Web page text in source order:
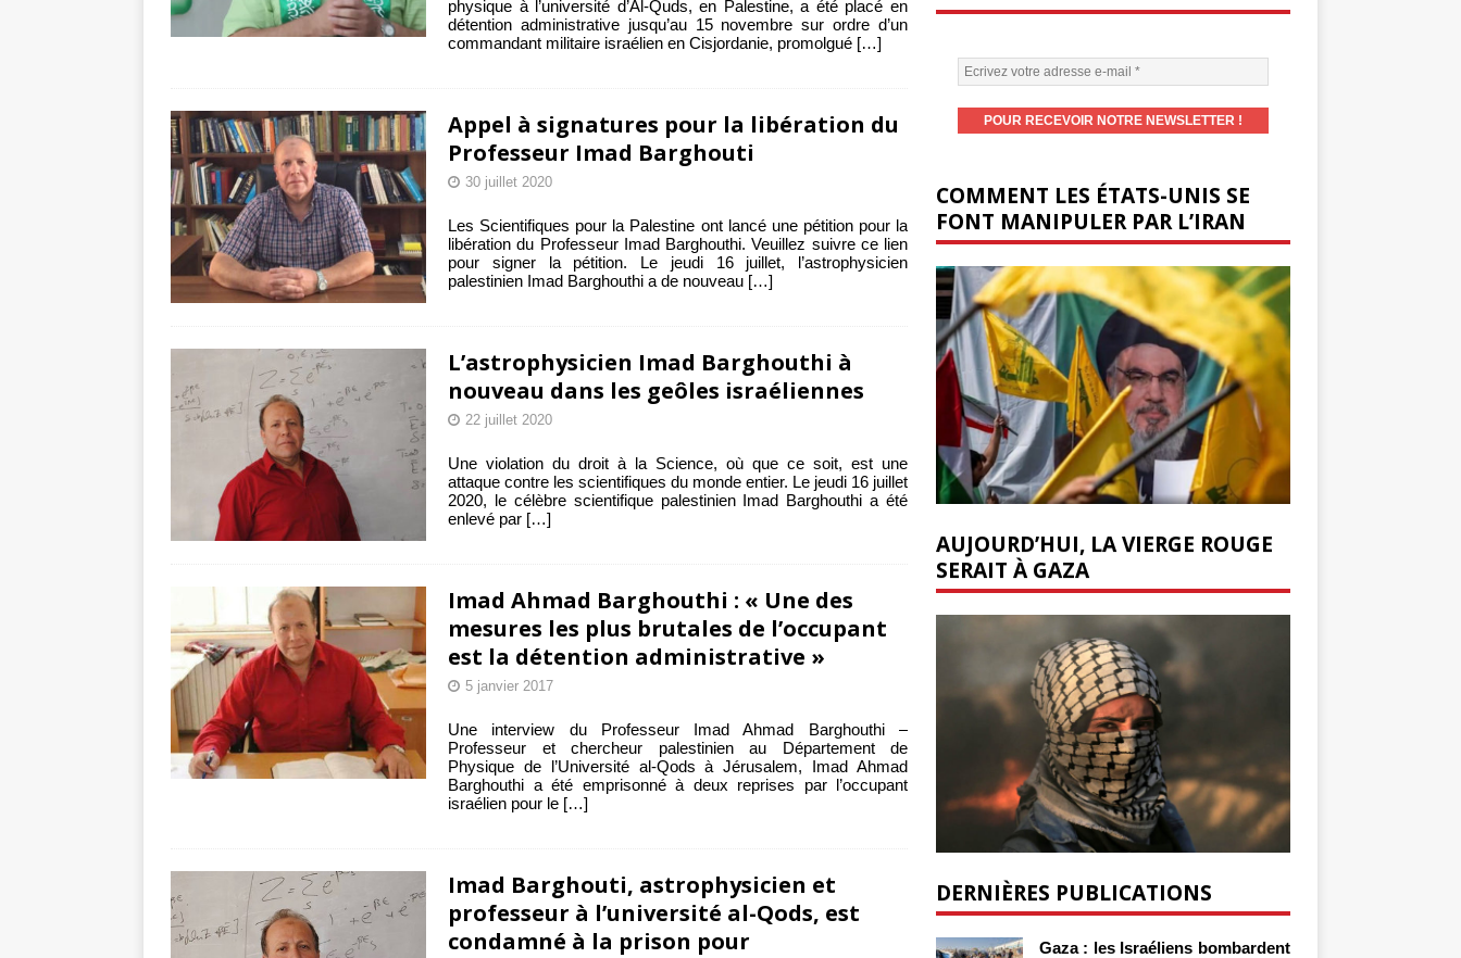
physique à l’université d’Al-Quds, en Palestine, a été placé en
détention administrative jusqu’au 15 novembre sur ordre d’un
commandant militaire israélien en Cisjordanie, promolgué […]
Appel à signatures pour la libération du
Professeur Imad Barghouti
30 juillet 2020
Les Scientifiques pour la Palestine ont lancé une pétition pour la
libération du Professeur Imad Barghouthi. Veuillez suivre ce lien
pour signer la pétition. Le jeudi 16 juillet, l’astrophysicien
palestinien Imad Barghouthi a de nouveau […]
L’astrophysicien Imad Barghouthi à
nouveau dans les geôles israéliennes
22 juillet 2020
Une violation du droit à la Science, où que ce soit, est une
attaque contre les scientifiques du monde entier. Le jeudi 16 juillet
2020, le célèbre scientifique palestinien Imad Barghouthi a été
enlevé par […]
Imad Ahmad Barghouthi : « Une des
mesures les plus brutales de l’occupant
est la détention administrative »
5 janvier 2017
Une interview du Professeur Imad Ahmad Barghouthi –
Professeur et chercheur palestinien au Département de
Physique de l’Université al-Qods à Jérusalem, Imad Ahmad
Barghouthi a été emprisonné à deux reprises par l’occupant
israélien pour le […]
Imad Barghouti, astrophysicien et
professeur à l’université al-Qods, est
condamné à la prison pour
COMMENT LES ÉTATS-UNIS SE
FONT MANIPULER PAR L’IRAN
AUJOURD’HUI, LA VIERGE ROUGE
SERAIT À GAZA
DERNIÈRES PUBLICATIONS
Gaza : les Israéliens bombardent